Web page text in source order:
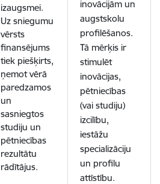
izaugsmei.
Uz sniegumu
vērsts
finansējums
tiek piešķirts,
ņemot vērā
paredzamos
un
sasniegtos
studiju un
pētniecības
rezultātu
rādītājus.
inovācijām un
augstskolu
profilēšanos.
Tā mērķis ir
stimulēt
inovācijas,
pētniecības
(vai studiju)
izcilību,
iestāžu
specializāciju
un profilu
attīstību.